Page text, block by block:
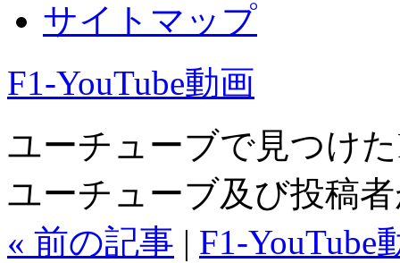
サイトマップ
F1-YouTube動画
ユーチューブで見つけ
ユーチューブ及び投稿
« 前の記事 | F1-YouTube